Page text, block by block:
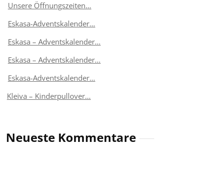
Unsere Öffnungszeiten…
Eskasa-Adventskalender…
Eskasa – Adventskalender…
Eskasa – Adventskalender…
Eskasa-Adventskalender…
Kleiva – Kinderpullover…
Neueste Kommentare